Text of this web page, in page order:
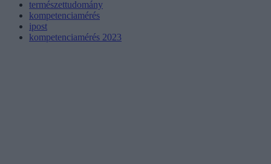
természettudomány
kompetenciamérés
ipost
kompetenciamérés 2023